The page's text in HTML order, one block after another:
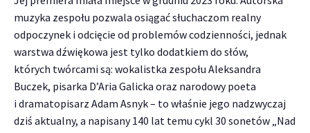
muzyka zespołu pozwala osiągać słuchaczom realny
odpoczynek i odcięcie od problemów codzienności, jednak
warstwa dźwiękowa jest tylko dodatkiem do słów,
których twórcami są: wokalistka zespołu Aleksandra
Buczek, pisarka D’Aria Galicka oraz narodowy poeta
i dramatopisarz Adam Asnyk – to właśnie jego nadzwyczaj
dziś aktualny, a napisany 140 lat temu cykl 30 sonetów „Nad